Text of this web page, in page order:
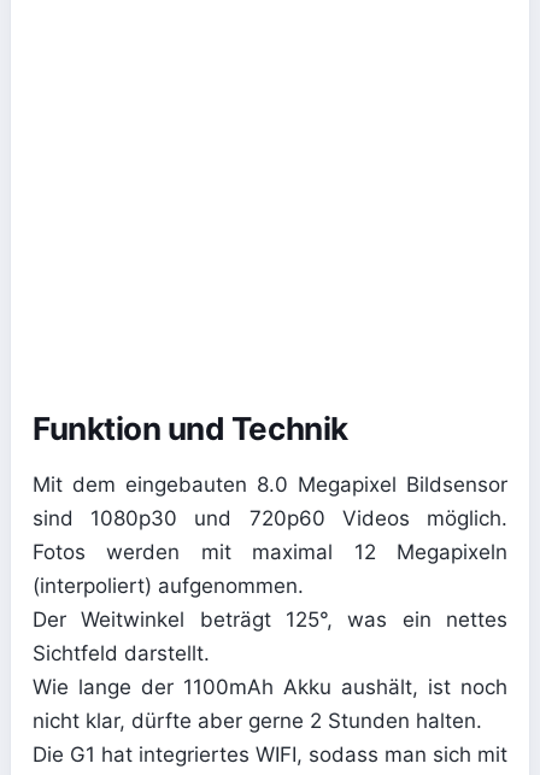
Funktion und Technik
Mit dem eingebauten 8.0 Megapixel Bildsensor
sind 1080p30 und 720p60 Videos möglich.
Fotos werden mit maximal 12 Megapixeln
(interpoliert) aufgenommen.
Der Weitwinkel beträgt 125°, was ein nettes
Sichtfeld darstellt.
Wie lange der 1100mAh Akku aushält, ist noch
nicht klar, dürfte aber gerne 2 Stunden halten.
Die G1 hat integriertes WIFI, sodass man sich mit